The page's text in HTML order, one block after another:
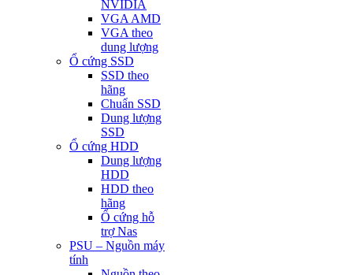
NVIDIA
VGA AMD
VGA theo
dung lượng
Ổ cứng SSD
SSD theo
hãng
Chuẩn SSD
Dung lượng
SSD
Ổ cứng HDD
Dung lượng
HDD
HDD theo
hãng
Ổ cứng hỗ
trợ Nas
PSU – Nguồn máy
tính